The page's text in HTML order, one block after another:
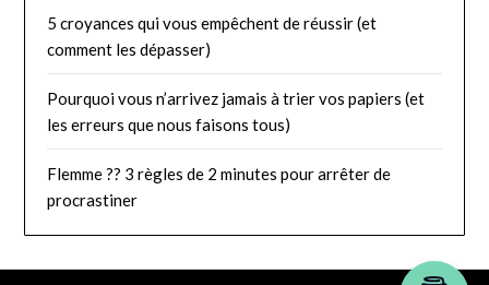
5 croyances qui vous empêchent de réussir (et
comment les dépasser)
Pourquoi vous n’arrivez jamais à trier vos papiers (et
les erreurs que nous faisons tous)
Flemme ?? 3 règles de 2 minutes pour arrêter de
procrastiner